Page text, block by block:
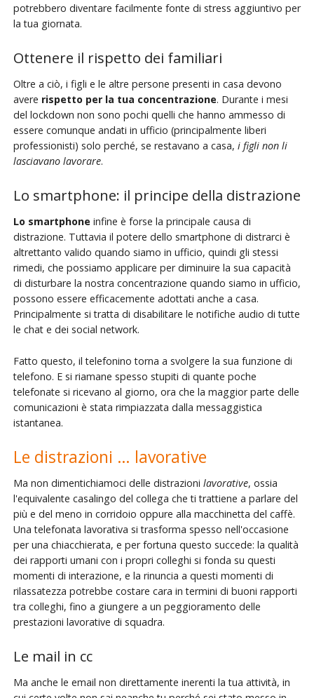
potrebbero diventare facilmente fonte di stress aggiuntivo per
la tua giornata.
Ottenere il rispetto dei familiari
Oltre a ciò, i figli e le altre persone presenti in casa devono
avere rispetto per la tua concentrazione. Durante i mesi
del lockdown non sono pochi quelli che hanno ammesso di
essere comunque andati in ufficio (principalmente liberi
professionisti) solo perché, se restavano a casa, i figli non li
lasciavano lavorare.
Lo smartphone: il principe della distrazione
Lo smartphone infine è forse la principale causa di
distrazione. Tuttavia il potere dello smartphone di distrarci è
altrettanto valido quando siamo in ufficio, quindi gli stessi
rimedi, che possiamo applicare per diminuire la sua capacità
di disturbare la nostra concentrazione quando siamo in ufficio,
possono essere efficacemente adottati anche a casa.
Principalmente si tratta di disabilitare le notifiche audio di tutte
le chat e dei social network.
Fatto questo, il telefonino torna a svolgere la sua funzione di
telefono. E si riamane spesso stupiti di quante poche
telefonate si ricevano al giorno, ora che la maggior parte delle
comunicazioni è stata rimpiazzata dalla messaggistica
istantanea.
Le distrazioni … lavorative
Ma non dimentichiamoci delle distrazioni lavorative, ossia
l'equivalente casalingo del collega che ti trattiene a parlare del
più e del meno in corridoio oppure alla macchinetta del caffè.
Una telefonata lavorativa si trasforma spesso nell'occasione
per una chiacchierata, e per fortuna questo succede: la qualità
dei rapporti umani con i propri colleghi si fonda su questi
momenti di interazione, e la rinuncia a questi momenti di
rilassatezza potrebbe costare cara in termini di buoni rapporti
tra colleghi, fino a giungere a un peggioramento delle
prestazioni lavorative di squadra.
Le mail in cc
Ma anche le email non direttamente inerenti la tua attività, in